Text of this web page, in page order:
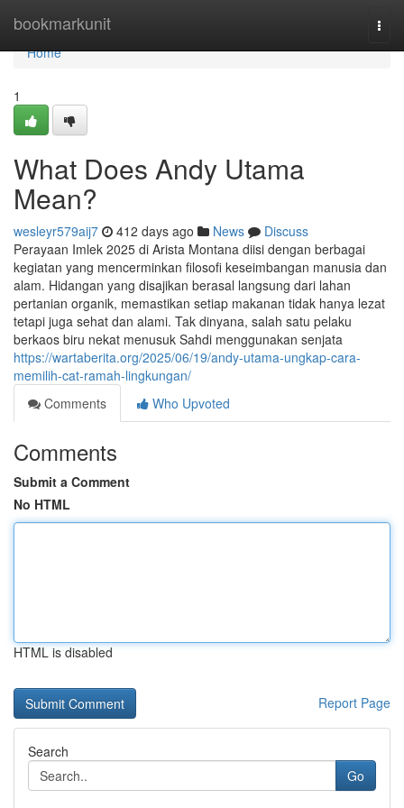
bookmarkunit
Home
Home
1
What Does Andy Utama
Mean?
wesleyr579aij7 412 days ago News
Discuss
Perayaan Imlek 2025 di Arista Montana diisi dengan berbagai
kegiatan yang mencerminkan filosofi keseimbangan manusia dan
alam. Hidangan yang disajikan berasal langsung dari lahan
pertanian organik, memastikan setiap makanan tidak hanya lezat
tetapi juga sehat dan alami. Tak dinyana, salah satu pelaku
berkaos biru nekat menusuk Sahdi menggunakan senjata
https://wartaberita.org/2025/06/19/andy-utama-ungkap-cara-
memilih-cat-ramah-lingkungan/
Comments
Who Upvoted
Comments
Submit a Comment
No HTML
HTML is disabled
Report Page
Search
Go